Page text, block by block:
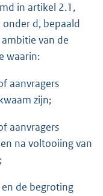
in artikel 2.1,
d, bepaald
van de
waarin:
aanvragers
zijn;
aanvragers
na voltooiing van
de begroting